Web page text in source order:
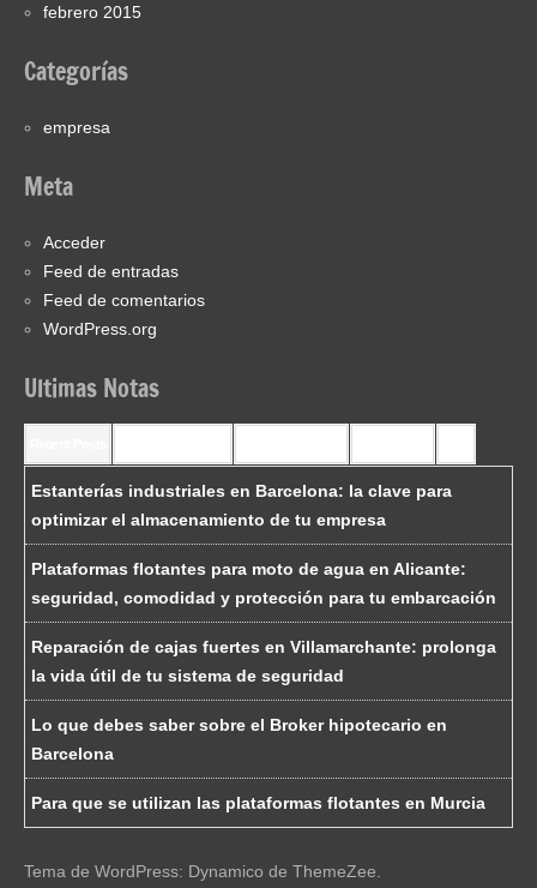
febrero 2015
Categorías
empresa
Meta
Acceder
Feed de entradas
Feed de comentarios
WordPress.org
Ultimas Notas
Estanterías industriales en Barcelona: la clave para
optimizar el almacenamiento de tu empresa
Plataformas flotantes para moto de agua en Alicante:
seguridad, comodidad y protección para tu embarcación
Reparación de cajas fuertes en Villamarchante: prolonga
la vida útil de tu sistema de seguridad
Lo que debes saber sobre el Broker hipotecario en
Barcelona
Para que se utilizan las plataformas flotantes en Murcia
Tema de WordPress: Dynamico de ThemeZee.